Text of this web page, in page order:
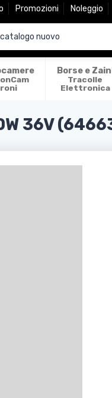
Promozioni Noleggio
Borse e
Tracolle
Elettronica
36V